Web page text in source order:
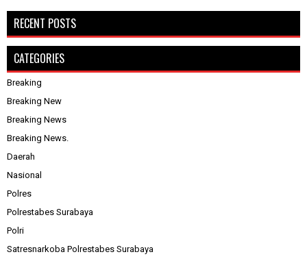
RECENT POSTS
CATEGORIES
Breaking
Breaking New
Breaking News
Breaking News.
Daerah
Nasional
Polres
Polrestabes Surabaya
Polri
Satresnarkoba Polrestabes Surabaya